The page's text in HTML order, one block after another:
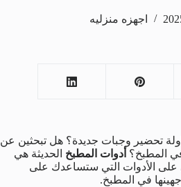
اجهزه منزليه
تحضير وجبات جديدة؟ هل تبحثين عن
المطبخ؟ أدوات المطبخ الحديثة هي
على الأدوات التي ستساعدك على
في المطبخ.